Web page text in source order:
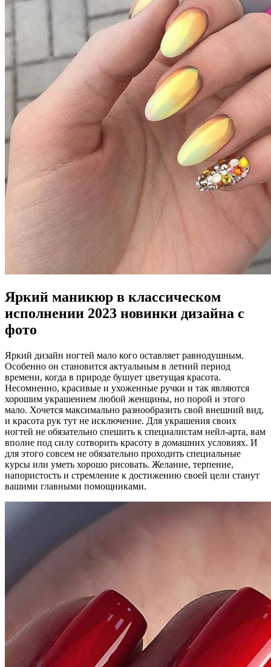
Яркий маникюр в классическом
исполнении 2023 новинки дизайна с
фото
Яркий дизайн ногтей мало кого оставляет равнодушным.
Особенно он становится актуальным в летний период
времени, когда в природе бушует цветущая красота.
Несомненно, красивые и ухоженные ручки и так являются
хорошим украшением любой женщины, но порой и этого
мало. Хочется максимально разнообразить свой внешний вид,
и красота рук тут не исключение. Для украшения своих
ногтей не обязательно спешить к специалистам нейл-арта, вам
вполне под силу сотворить красоту в домашних условиях. И
для этого совсем не обязательно проходить специальные
курсы или уметь хорошо рисовать. Желание, терпение,
напористость и стремление к достижению своей цели станут
вашими главными помощниками.